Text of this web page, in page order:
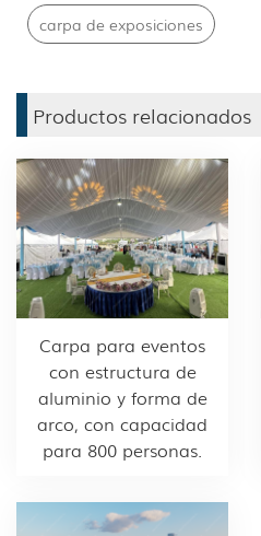
carpa de exposiciones
Productos relacionados
Carpa para eventos
con estructura de
aluminio y forma de
arco, con capacidad
para 800 personas.